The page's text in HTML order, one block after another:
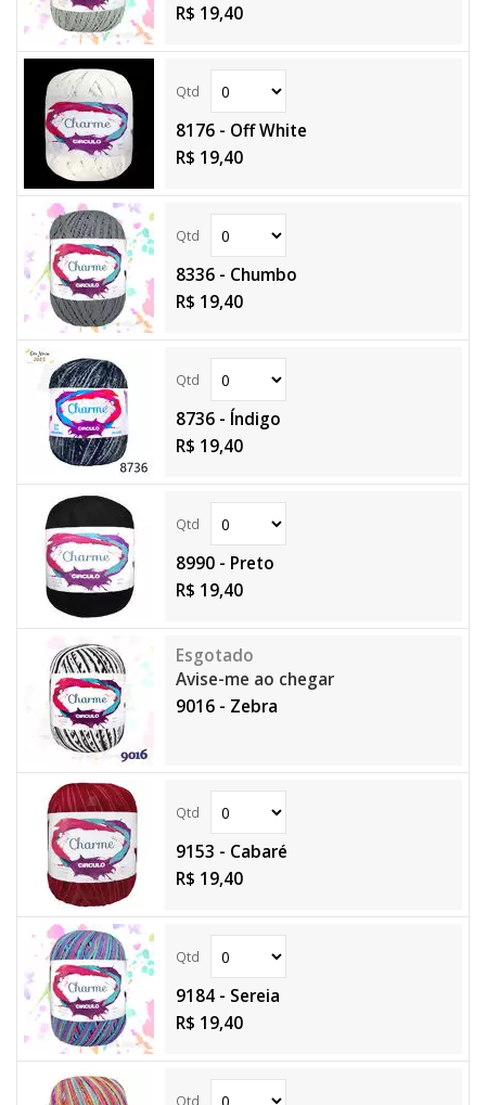
R$ 19,40
8176 - Off White
R$ 19,40
8336 - Chumbo
R$ 19,40
8736 - Índigo
R$ 19,40
8990 - Preto
R$ 19,40
Avise-me ao chegar
9016 - Zebra
9153 - Cabaré
R$ 19,40
9184 - Sereia
R$ 19,40